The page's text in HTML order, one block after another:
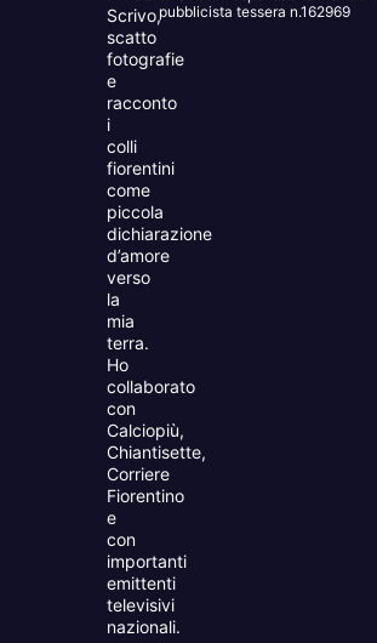
Scrivo,
scatto
fotografie
e
racconto
i
colli
fiorentini
come
piccola
dichiarazione
d’amore
verso
la
mia
terra.
Ho
collaborato
con
Calciopiù,
Chiantisette,
Corriere
Fiorentino
e
con
importanti
emittenti
televisivi
nazionali.
pubblicista tessera n.162969